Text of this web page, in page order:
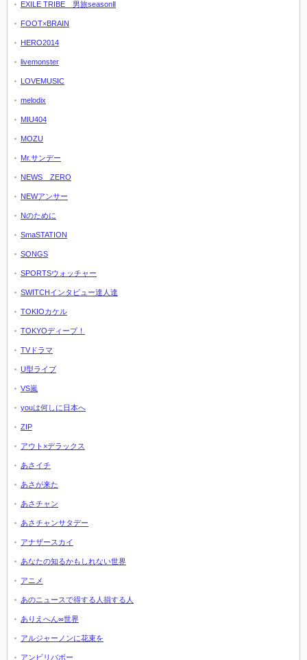
EXILE TRIBE 男旅seasonⅡ
FOOT×BRAIN
HERO2014
livemonster
LOVEMUSIC
melodix
MIU404
MOZU
Mr.サンデー
NEWS ZERO
NEWアンサー
Nのために
SmaSTATION
SONGS
SPORTSウォッチャー
SWITCHインタビュー達人達
TOKIOカケル
TOKYOディープ！
TVドラマ
U型ライブ
VS嵐
youは何しに日本へ
ZIP
アウト×デラックス
あさイチ
あさが来た
あさチャン
あさチャンサタデー
アナザースカイ
あなたの知るかもしれない世界
アニメ
あのニュースで得する人損する人
ありえへん∞世界
アルジャーノンに花束を
アンビリバボー